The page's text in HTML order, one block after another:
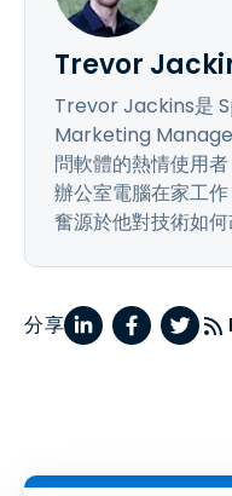
Trevor
Trevor Jackins是
Marketing
問軟體的熱情使用
辦公室電腦在家工
奮源於他對技術如何
分享